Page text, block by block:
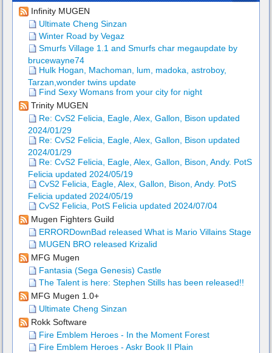
Infinity MUGEN
Ultimate Cheng Sinzan
Winter Road by Vegaz
Smurfs Village 1.1 and Smurfs char megaupdate by
brucewayne74
Hulk Hogan, Machoman, lum, madoka, astroboy,
Tarzan,wonder twins update
Find Sexy Womans from your city for night
Trinity MUGEN
Re: CvS2 Felicia, Eagle, Alex, Gallon, Bison updated
2024/01/29
Re: CvS2 Felicia, Eagle, Alex, Gallon, Bison updated
2024/01/29
Re: CvS2 Felicia, Eagle, Alex, Gallon, Bison, Andy. PotS
Felicia updated 2024/05/19
CvS2 Felicia, Eagle, Alex, Gallon, Bison, Andy. PotS
Felicia updated 2024/05/19
CvS2 Felicia, PotS Felicia updated 2024/07/04
Mugen Fighters Guild
ERRORDownBad released What is Mario Villains Stage
MUGEN BRO released Krizalid
MFG Mugen
Fantasia (Sega Genesis) Castle
The Talent is here: Stephen Stills has been released!!
MFG Mugen 1.0+
Ultimate Cheng Sinzan
Rokk Software
Fire Emblem Heroes - In the Moment Forest
Fire Emblem Heroes - Askr Book II Plain